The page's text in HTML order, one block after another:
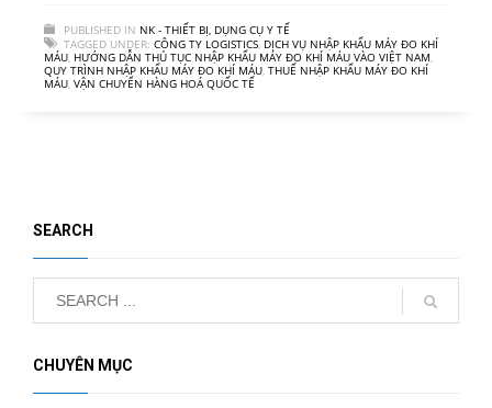
PUBLISHED IN NK - THIẾT BỊ, DỤNG CỤ Y TẾ
TAGGED UNDER: CÔNG TY LOGISTICS, DỊCH VỤ NHẬP KHẨU MÁY ĐO KHÍ
MÁU, HƯỚNG DẪN THỦ TỤC NHẬP KHẨU MÁY ĐO KHÍ MÁU VÀO VIỆT NAM,
QUY TRÌNH NHẬP KHẨU MÁY ĐO KHÍ MÁU, THUẾ NHẬP KHẨU MÁY ĐO KHÍ
MÁU, VẬN CHUYỂN HÀNG HOÁ QUỐC TẾ
SEARCH
CHUYÊN MỤC